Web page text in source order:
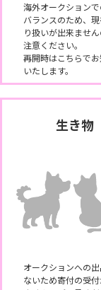
海外オークション
バランスのため、
り扱いが出来ませ
注意ください。
再開時はこちらで
いたします。
生き物
オークションへの
ないため寄付の受